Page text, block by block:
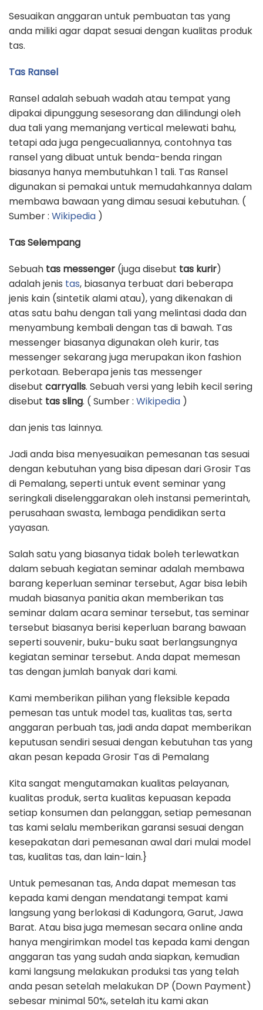
Sesuaikan anggaran untuk pembuatan tas yang
anda miliki agar dapat sesuai dengan kualitas produk
tas.
Tas Ransel
Ransel adalah sebuah wadah atau tempat yang
dipakai dipunggung sesesorang dan dilindungi oleh
dua tali yang memanjang vertical melewati bahu,
tetapi ada juga pengecualiannya, contohnya tas
ransel yang dibuat untuk benda-benda ringan
biasanya hanya membutuhkan 1 tali. Tas Ransel
digunakan si pemakai untuk memudahkannya dalam
membawa bawaan yang dimau sesuai kebutuhan. (
Sumber : Wikipedia )
Tas Selempang
Sebuah tas messenger (juga disebut tas kurir)
adalah jenis tas, biasanya terbuat dari beberapa
jenis kain (sintetik alami atau), yang dikenakan di
atas satu bahu dengan tali yang melintasi dada dan
menyambung kembali dengan tas di bawah. Tas
messenger biasanya digunakan oleh kurir, tas
messenger sekarang juga merupakan ikon fashion
perkotaan. Beberapa jenis tas messenger
disebut carryalls. Sebuah versi yang lebih kecil sering
disebut tas sling. ( Sumber : Wikipedia )
dan jenis tas lainnya.
Jadi anda bisa menyesuaikan pemesanan tas sesuai
dengan kebutuhan yang bisa dipesan dari Grosir Tas
di Pemalang, seperti untuk event seminar yang
seringkali diselenggarakan oleh instansi pemerintah,
perusahaan swasta, lembaga pendidikan serta
yayasan.
Salah satu yang biasanya tidak boleh terlewatkan
dalam sebuah kegiatan seminar adalah membawa
barang keperluan seminar tersebut, Agar bisa lebih
mudah biasanya panitia akan memberikan tas
seminar dalam acara seminar tersebut, tas seminar
tersebut biasanya berisi keperluan barang bawaan
seperti souvenir, buku-buku saat berlangsungnya
kegiatan seminar tersebut. Anda dapat memesan
tas dengan jumlah banyak dari kami.
Kami memberikan pilihan yang fleksible kepada
pemesan tas untuk model tas, kualitas tas, serta
anggaran perbuah tas, jadi anda dapat memberikan
keputusan sendiri sesuai dengan kebutuhan tas yang
akan pesan kepada Grosir Tas di Pemalang
Kita sangat mengutamakan kualitas pelayanan,
kualitas produk, serta kualitas kepuasan kepada
setiap konsumen dan pelanggan, setiap pemesanan
tas kami selalu memberikan garansi sesuai dengan
kesepakatan dari pemesanan awal dari mulai model
tas, kualitas tas, dan lain-lain.}
Untuk pemesanan tas, Anda dapat memesan tas
kepada kami dengan mendatangi tempat kami
langsung yang berlokasi di Kadungora, Garut, Jawa
Barat. Atau bisa juga memesan secara online anda
hanya mengirimkan model tas kepada kami dengan
anggaran tas yang sudah anda siapkan, kemudian
kami langsung melakukan produksi tas yang telah
anda pesan setelah melakukan DP (Down Payment)
sebesar minimal 50%, setelah itu kami akan